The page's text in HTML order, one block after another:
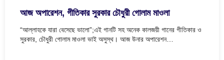
আজ অপারেশন, গীতিকার সুরকার চৌধুরী গোলাম মাওলা
“আল্লাহকে যারা বেসেছে ভালো”;এই গানটি সহ অনেক কালজয়ী গানের গীতিকার ও
সুরকার, চৌধুরী গোলাম মাওলা ভাই অসুস্থ। আজ উনার অপারেশন…